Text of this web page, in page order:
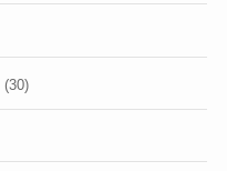
(30)